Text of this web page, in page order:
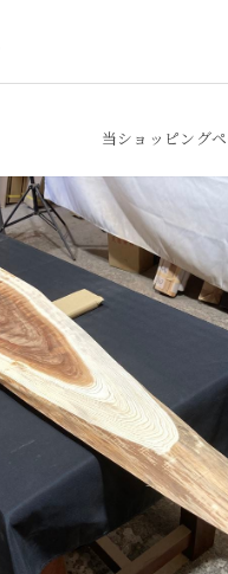
当ショッピング